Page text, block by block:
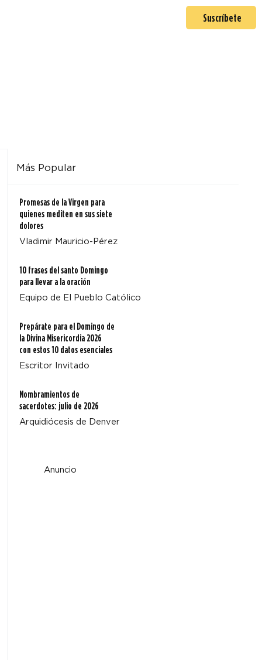
Suscríbete
Más Popular
Promesas de la Virgen para
quienes mediten en sus siete
dolores
Vladimir Mauricio-Pérez
10 frases del santo Domingo
para llevar a la oración
Equipo de El Pueblo Católico
Prepárate para el Domingo de
la Divina Misericordia 2026
con estos 10 datos esenciales
Escritor Invitado
Nombramientos de
sacerdotes: julio de 2026
Arquidiócesis de Denver
Anuncio